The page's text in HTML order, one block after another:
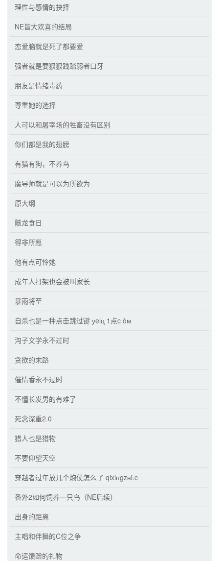
理性与感情的抉择
NE皆大欢喜的结局
恋爱脑就是死了都要爱
强者就是要狠狠践踏弱者口牙
朋友是情绪毒药
尊重她的选择
人可以和屠宰场的牲畜没有区别
你们都是我的翅膀
有猫有狗，不养鸟
魔导师就是可以为所欲为
原大纲
骸龙食日
得非所愿
他有点可怜她
成年人打架也会被叫家长
暴雨将至
自杀也是一种点击跳过键 уelц 1点c òм
沟子文学永不过时
贪欲的末路
催情香永不过时
不懂长发男的有难了
死念深重2.0
猎人也是猎物
不要仰望天空
穿越者过年放几个炮仗怎么了 qixiпgzнi.c
番外2如何饲养一只鸟（NE后续）
出身的距离
主唱和伴舞的C位之争
命运馈赠的礼物